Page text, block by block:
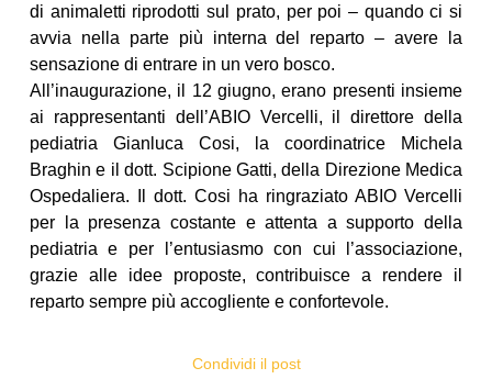
di animaletti riprodotti sul prato, per poi – quando ci si
avvia nella parte più interna del reparto – avere la
sensazione di entrare in un vero bosco.
All’inaugurazione, il 12 giugno, erano presenti insieme
ai rappresentanti dell’ABIO Vercelli, il direttore della
pediatria Gianluca Cosi, la coordinatrice Michela
Braghin e il dott. Scipione Gatti, della Direzione Medica
Ospedaliera. Il dott. Cosi ha ringraziato ABIO Vercelli
per la presenza costante e attenta a supporto della
pediatria e per l’entusiasmo con cui l’associazione,
grazie alle idee proposte, contribuisce a rendere il
reparto sempre più accogliente e confortevole.
Condividi il post